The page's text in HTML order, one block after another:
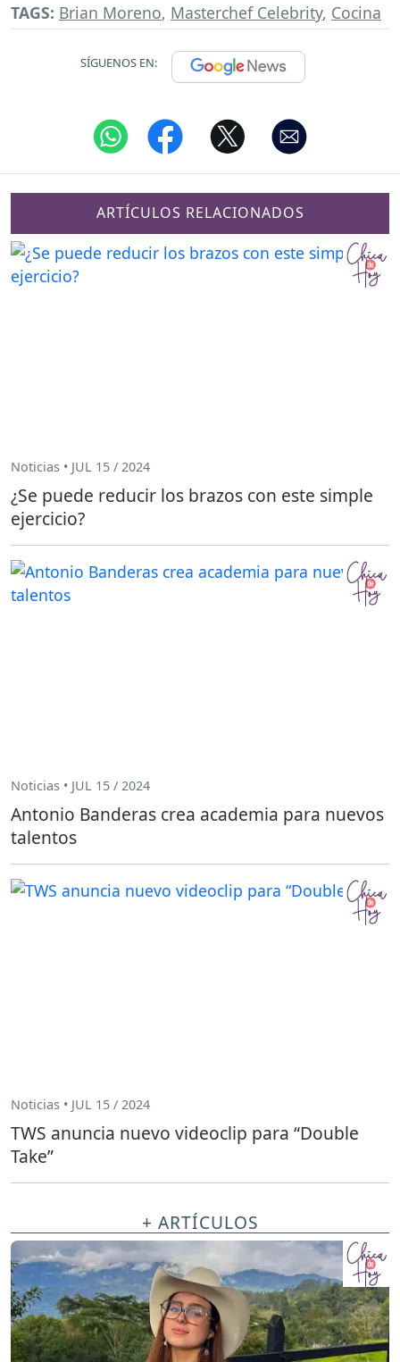
TAGS: Brian Moreno, Masterchef Celebrity, Cocina
SÍGUENOS EN:
ARTÍCULOS RELACIONADOS
Noticias • JUL 15 / 2024
¿Se puede reducir los brazos con este simple
ejercicio?
Noticias • JUL 15 / 2024
Antonio Banderas crea academia para nuevos
talentos
Noticias • JUL 15 / 2024
TWS anuncia nuevo videoclip para “Double
Take”
+ ARTÍCULOS